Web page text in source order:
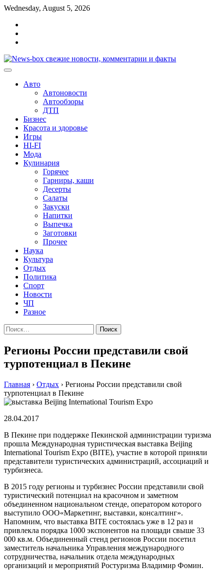
Перейти
содержимому
Wednesday, August 5, 2026
Авто
Автоновости
Автообзоры
ДТП
Бизнес
Красота и здоровье
Игры
HI-FI
Мода
Кулинария
Горячее
Гарниры, каши
Десерты
Салаты
Закуски
Напитки
Выпечка
Заготовки
Прочее
Наука
Культура
Отдых
Политика
Спорт
Новости
ЧП
Разное
Найти:
Регионы России представили свой
турпотенциал в Пекине
Главная › Отдых › Регионы России представили свой
турпотенциал в Пекине
28.04.2017
В Пекине при поддержке Пекинской администрации туризма
прошла Международная туристическая выставка Beijing
International Tourism Expo (BITE), участие в которой приняли
представители туристических администраций, ассоциаций и
турбизнеса.
В 2015 году регионы и турбизнес России представили свой
туристический потенциал на красочном и заметном
объединенном национальном стенде, оператором которого
выступило ООО«Маркетинг, выставки, консалтинг».
Напомним, что выставка BITE состоялась уже в 12 раз и
привлекла порядка 1000 экспонентов на площади свыше 33
000 кв.м. Объединенный стенд регионов России посетил
заместитель начальника Управления международного
сотрудничества, начальник отдела международных
организаций и мероприятий Ростуризма Владимир Фомин.